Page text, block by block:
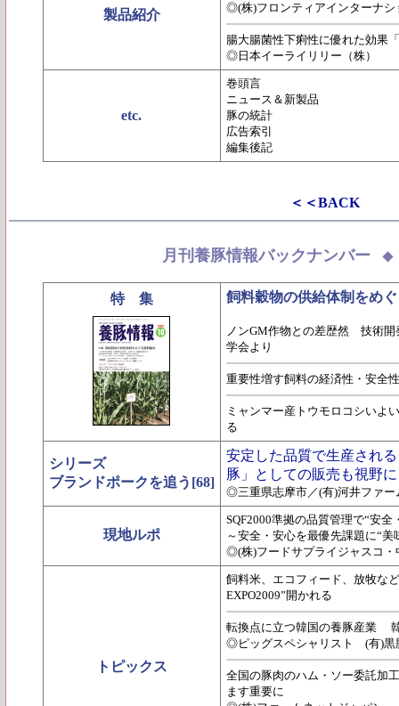
製品紹介
◎(株)フロンティアインターナシ
腸大腸菌性下痢性に優れた効果
◎日本イーライリリー（株）
etc.
巻頭言
ニュース＆新製品
豚の統計
広告索引
編集後記
＜＜BACK
月刊養豚情報バックナンバー
特 集 飼料穀物の供給体制をめ
ノンGM作物との差歴然 技術
学会より
重要性増す飼料の経済性・安
ミャンマー産トウモロコシい
る
シリーズ
ブランドポークを追う[68]
安定した品質で生産され
豚」としての販売も視野に
◎三重県志摩市／(有)河井ファー
現地ルポ
SQF2000準拠の品質管理で“安
～安全・安心を最優先課題に“
◎(株)フードサプライジャスコ・
トピックス
飼料米、エコフィード、放牧な
EXPO2009”開かれる
転換点に立つ韓国の養豚産業
◎ピッグスペシャリスト (有)黒
全国の豚肉のハム・ソー委託加
ます重要に